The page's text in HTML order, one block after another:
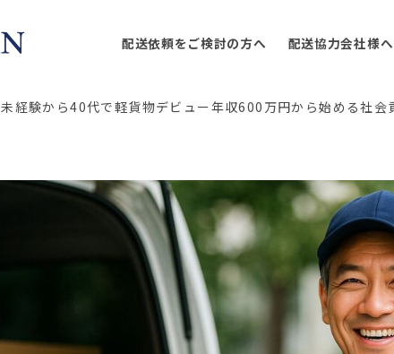
配送依頼をご検討の方へ 配送協力会社様へ
未経験から40代で軽貨物デビュー年収600万円から始める社会